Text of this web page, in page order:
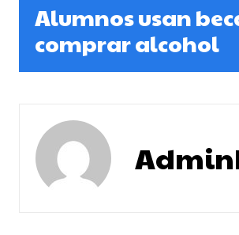
Alumnos usan
comprar alcohol